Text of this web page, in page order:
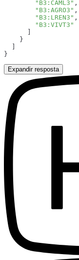
        "B3:CAML3"
        "B3:AGRO3"
        "B3:LREN3"
Expandir resposta